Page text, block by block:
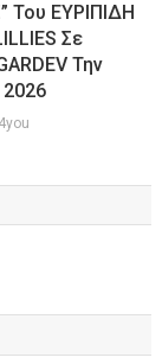
Του ΕΥΡΙΠΙΔΗ
Σε
Την